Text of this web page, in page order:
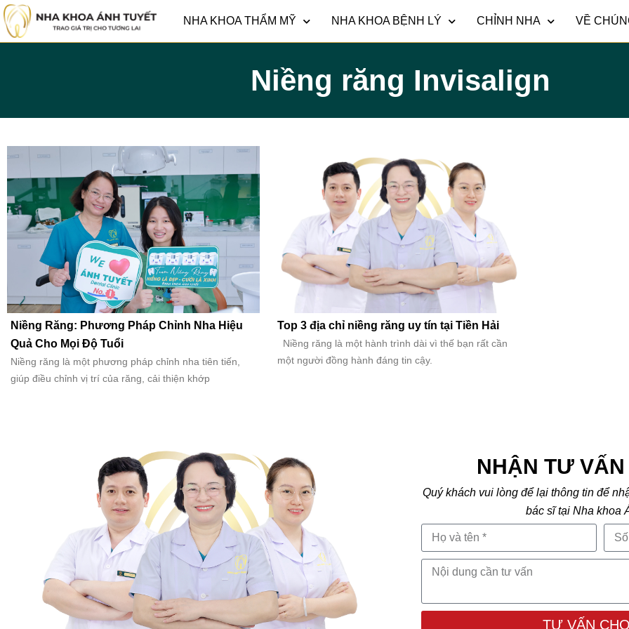
NHA KHOA THẨM MỸ NHA KHOA BỆNH LÝ CHỈNH NHA VỀ
Niềng răng Invisalign
Niềng Răng: Phương Pháp Chỉnh Nha Hiệu
Quả Cho Mọi Độ Tuổi
Niềng răng là một phương pháp chỉnh nha tiên tiến,
giúp điều chỉnh vị trí của răng, cải thiện khớp
Top 3 địa chỉ niềng răng uy tín tại Tiền Hải
Niềng răng là một hành trình dài vì thế bạn rất cần
một người đồng hành đáng tin cậy.
NHẬN TƯ VẤN
Quý khách vui lòng để lại thông tin để
bác sĩ tại Nha khoa
TƯ VẤN